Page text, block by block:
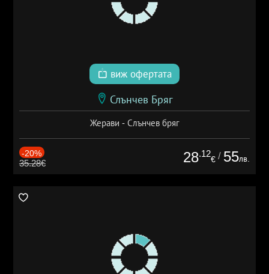
виж офертата
Слънчев Бряг
Жерави - Слънчев бряг
-20%
35.28€ 28.12
€ / 55лв.